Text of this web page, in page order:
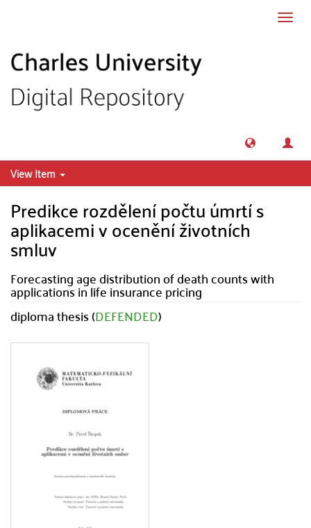
View Item
Predikce rozdělení počtu úmrtí s
aplikacemi v ocenění životních
smluv
Forecasting age distribution of death counts with
applications in life insurance pricing
diploma thesis (DEFENDED)